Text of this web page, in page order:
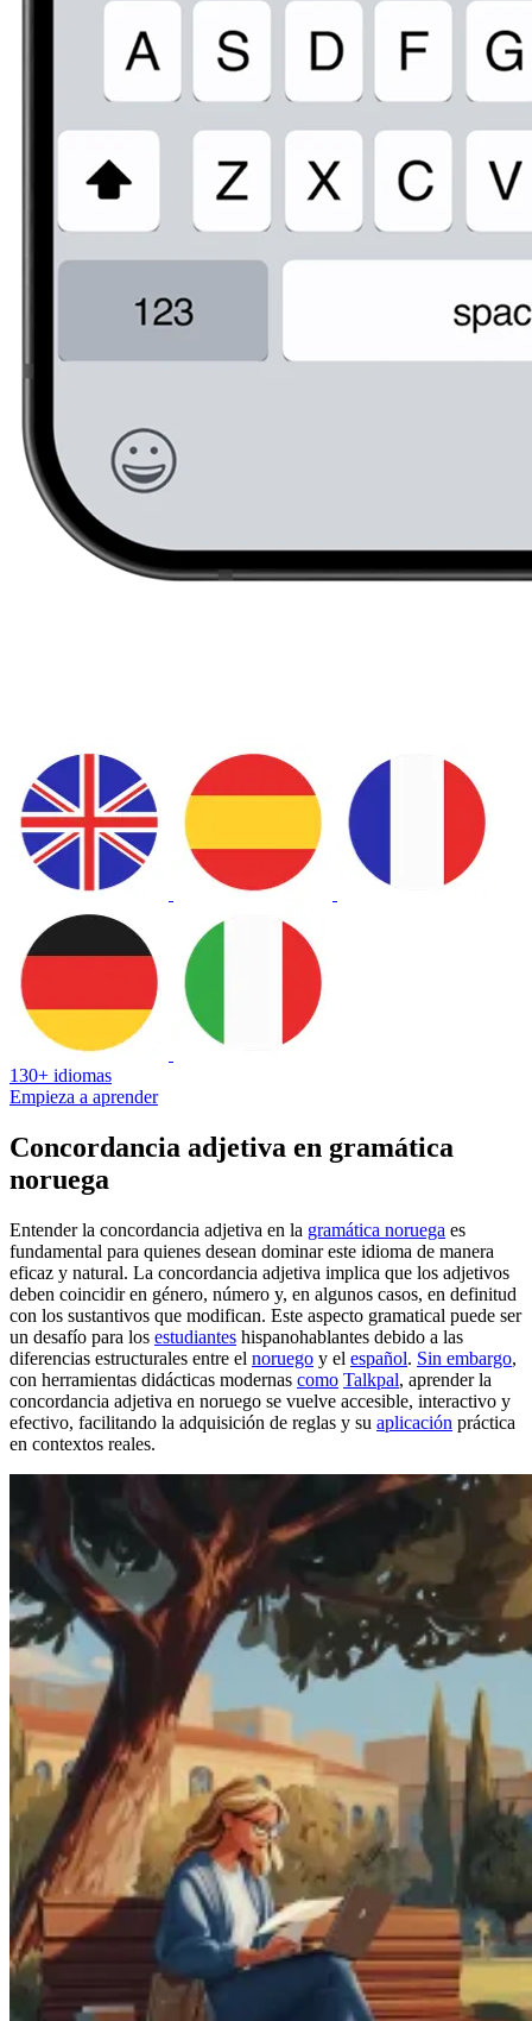
130+ idiomas
Empieza a aprender
Concordancia adjetiva en gramática
noruega
Entender la concordancia adjetiva en la gramática noruega es
fundamental para quienes desean dominar este idioma de manera
eficaz y natural. La concordancia adjetiva implica que los adjetivos
deben coincidir en género, número y, en algunos casos, en definitud
con los sustantivos que modifican. Este aspecto gramatical puede ser
un desafío para los estudiantes hispanohablantes debido a las
diferencias estructurales entre el noruego y el español. Sin embargo,
con herramientas didácticas modernas como Talkpal, aprender la
concordancia adjetiva en noruego se vuelve accesible, interactivo y
efectivo, facilitando la adquisición de reglas y su aplicación práctica
en contextos reales.